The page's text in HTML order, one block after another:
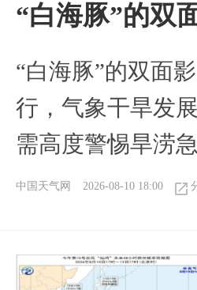
​“白海豚”的双
​“白海豚”的双面
行，气象干旱发
需高度警惕旱涝
中国天气网 2026-08-10 18:00